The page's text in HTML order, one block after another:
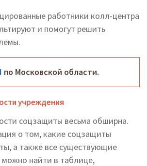
работники колл-центра
и помогут решить
по Московской области.
учреждения
соцзащиты весьма обширна.
о том, какие соцзащиты
а также все существующие
найти в таблице,